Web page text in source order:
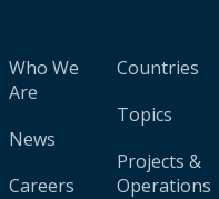
Who We
Are
News
Careers
Countries
Topics
Projects &
Operations